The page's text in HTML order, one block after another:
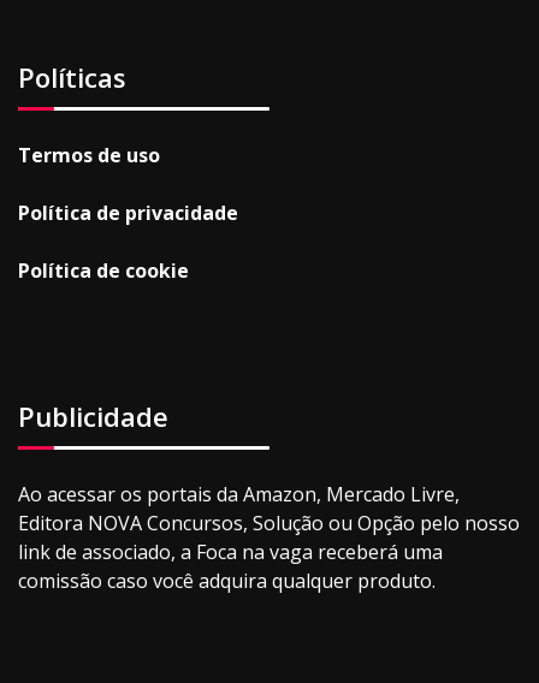
Políticas
Termos de uso
Política de privacidade
Política de cookie
Publicidade
Ao acessar os portais da Amazon, Mercado Livre,
Editora NOVA Concursos, Solução ou Opção pelo nosso
link de associado, a Foca na vaga receberá uma
comissão caso você adquira qualquer produto.